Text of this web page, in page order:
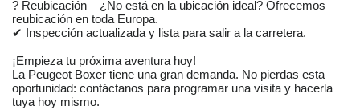
? Reubicación – ¿No está en la ubicación ideal? Ofrecemos
reubicación en toda Europa.
✔ Inspección actualizada y lista para salir a la carretera.
¡Empieza tu próxima aventura hoy!
La Peugeot Boxer tiene una gran demanda. No pierdas esta
oportunidad: contáctanos para programar una visita y hacerla
tuya hoy mismo.